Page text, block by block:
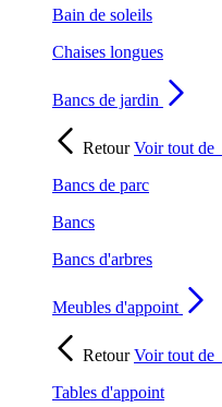
Bain de soleils
Chaises longues
Bancs de jardin
RetourVoir tout de
Bancs de parc
Bancs
Bancs d'arbres
Meubles d'appoint
RetourVoir tout de
Tables d'appoint